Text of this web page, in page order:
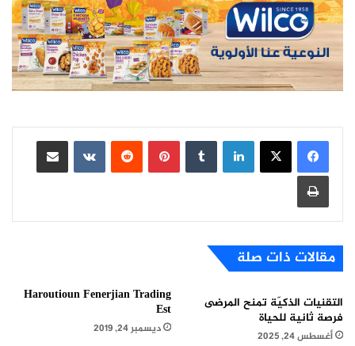
لينكدإن بينتيريست
مشاركة عبر البريد
طباعة
مقالات ذات صلة
التقنيات الذكيّة تمنح المرضى
فرصة ثانية للحياة
أغسطس 24, 2025
Haroutioun Fenerjian Trading
Est
ديسمبر 24, 2019